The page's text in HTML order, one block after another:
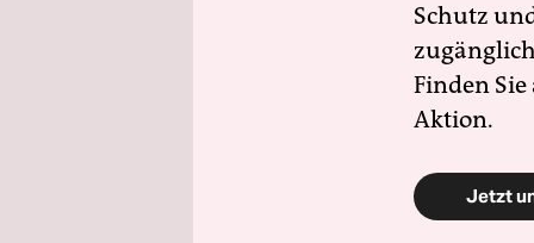
Schutz
Finden
Aktion.
Jetzt